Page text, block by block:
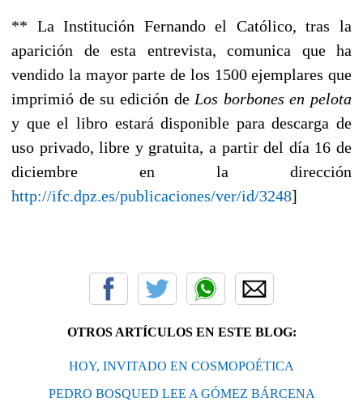
** La Institución Fernando el Católico, tras la
aparición de esta entrevista, comunica que ha
vendido la mayor parte de los 1500 ejemplares que
imprimió de su edición de Los borbones en pelota
y que el libro estará disponible para descarga de
uso privado, libre y gratuita, a partir del día 16 de
diciembre en la dirección
http://ifc.dpz.es/publicaciones/ver/id/3248]
OTROS ARTÍCULOS EN ESTE BLOG:
HOY, INVITADO EN COSMOPOÉTICA
PEDRO BOSQUED LEE A GÓMEZ BÁRCENA